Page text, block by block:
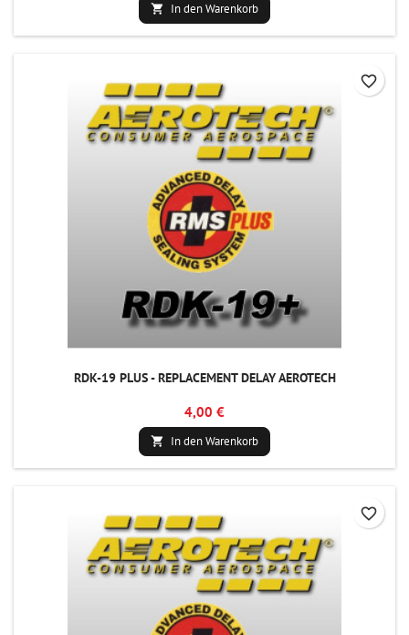
 In den Warenkorb
RDK-19 PLUS - REPLACEMENT DELAY AEROTECH
4,00 €
 In den Warenkorb
favorite_border
favorite_border